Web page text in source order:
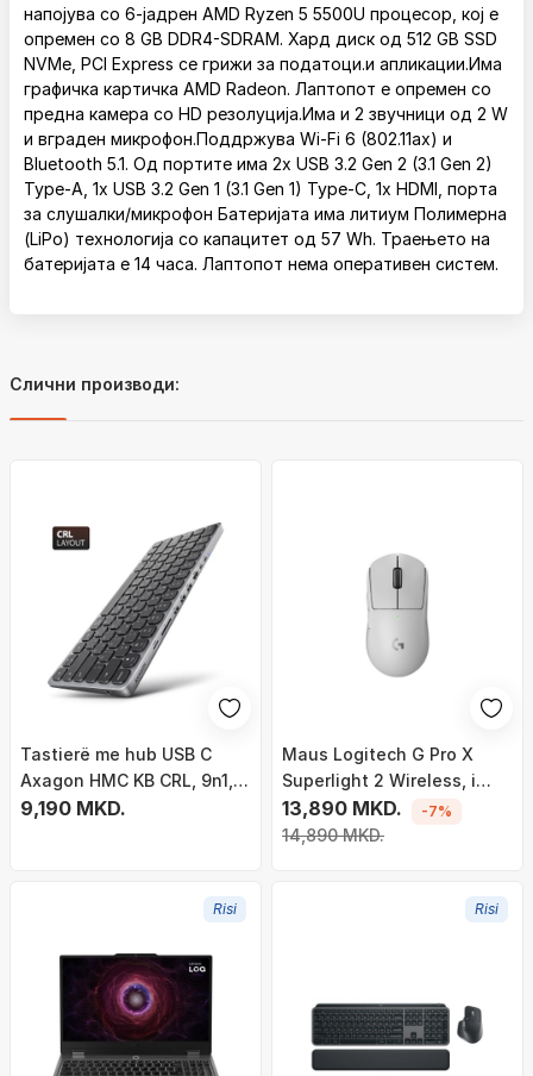
напојува со 6-јадрен AMD Ryzen 5 5500U процесор, кој е
опремен со 8 GB DDR4-SDRAM. Хард диск од 512 GB SSD
NVMe, PCI Express се грижи за податоци.и апликации.Има
графичка картичка AMD Radeon. Лаптопот е опремен со
предна камера со HD резолуција.Има и 2 звучници од 2 W
и вграден микрофон.Поддржува Wi-Fi 6 (802.11ax) и
Bluetooth 5.1. Од портите има 2x USB 3.2 Gen 2 (3.1 Gen 2)
Type-A, 1x USB 3.2 Gen 1 (3.1 Gen 1) Type-C, 1x HDMI, порта
за слушалки/микрофон Батеријата има литиум Полимерна
(LiPo) технологија со капацитет од 57 Wh. Траењето на
батеријата е 14 часа. Лаптопот нема оперативен систем.
Слични производи:
Tastierë me hub USB C
Axagon HMC KB CRL, 9n1,
0.6m, gri
9,190 MKD.
Maus Logitech G Pro X
Superlight 2 Wireless, i
bardhë
13,890 MKD.
14,890 MKD.
-7%
Risi Risi